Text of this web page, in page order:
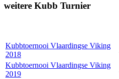
weitere Kubb Turnier
Kubbtoernooi Vlaardingse Viking
2018
Kubbtoernooi Vlaardingse Viking
2019